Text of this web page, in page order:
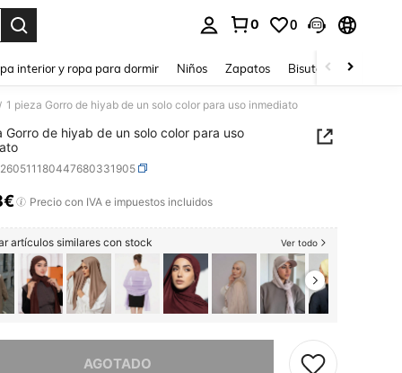
0 0
interior y ropa para dormir Niños Zapatos Bisutería Y
/ 1 pieza Gorro de hiyab de un solo color para uso inmediato
Gorro de hiyab de un solo color para uso
AND AVAILABILITY
Precio con IVA e impuestos incluidos
artículos similares con stock Ver todo
AGOTADO
este producto está agotado.